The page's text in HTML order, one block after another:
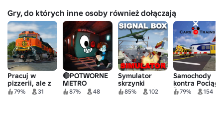
Gry, do których inne osoby również dołączają
Pracuj w
pizzerii, ale z
pociągami
79% 31
🔴POTWORNE
METRO
87% 48
Symulator
skrzynki
sygnałowej
85% 102
Samochody
kontra Pociągi!
[Szwajcaria!!]
79% 154